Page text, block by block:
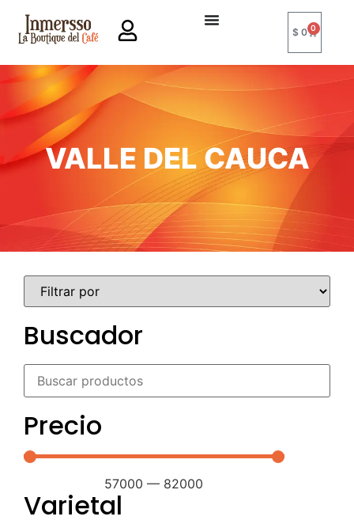
$0 0
VALLE DEL CAUCA
Buscador
Precio
57000 — 82000
Varietal